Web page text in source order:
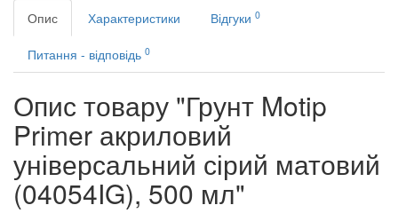
Опис
Характеристики Відгуки 0
Питання - відповідь 0
Опис товару "Грунт Motip
Primer акриловий
універсальний сірий матовий
(04054IG), 500 мл"